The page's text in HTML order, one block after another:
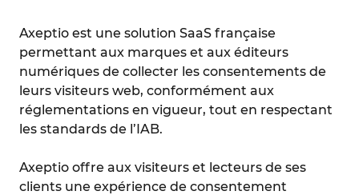
Axeptio est une solution SaaS française
permettant aux marques et aux éditeurs
numériques de collecter les consentements de
leurs visiteurs web, conformément aux
réglementations en vigueur, tout en respectant
les standards de l’IAB.
Axeptio offre aux visiteurs et lecteurs de ses
clients une expérience de consentement